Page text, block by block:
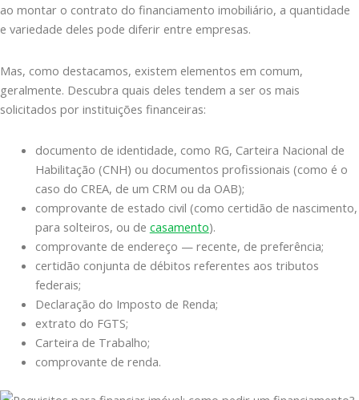
ao montar o contrato do financiamento imobiliário, a quantidade
e variedade deles pode diferir entre empresas.
Mas, como destacamos, existem elementos em comum,
geralmente. Descubra quais deles tendem a ser os mais
solicitados por instituições financeiras:
documento de identidade, como RG, Carteira Nacional de
Habilitação (CNH) ou documentos profissionais (como é o
caso do CREA, de um CRM ou da OAB);
comprovante de estado civil (como certidão de nascimento,
para solteiros, ou de casamento).
comprovante de endereço — recente, de preferência;
certidão conjunta de débitos referentes aos tributos
federais;
Declaração do Imposto de Renda;
extrato do FGTS;
Carteira de Trabalho;
comprovante de renda.